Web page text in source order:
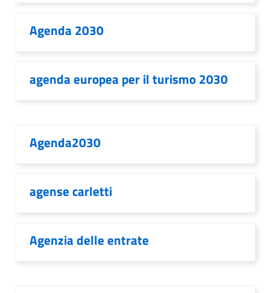
Agenda 2030
agenda europea per il turismo 2030
Agenda2030
agense carletti
Agenzia delle entrate